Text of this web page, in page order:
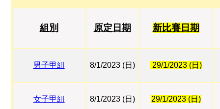
組別 原定日期 新比賽日期
男子甲組 8/1/2023 (日) 29/1/2023 (日)
女子甲組 8/1/2023 (日) 29/1/2023 (日)